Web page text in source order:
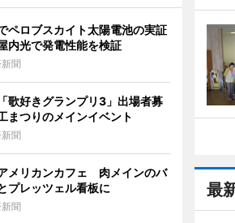
最
ペロブスカイト太陽電池の実証
光で発電性能を検証
聞
歌好きグランプリ3」出場者募
つりのメインイベント
聞
メリカンカフェ 肉メインのバ
プレッツェル看板に
聞